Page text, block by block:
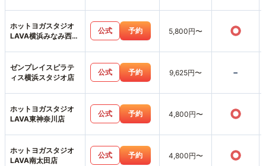
ホットヨガスタジオ
LAVA横浜みなみ西口
公式 予約 5,800円〜 ○
ゼンプレイスピラテ
ィス横浜スタジオ店
公式 予約 9,625円〜 -
ホットヨガスタジオ
LAVA東神奈川店
公式 予約 4,800円〜 ○
ホットヨガスタジオ
LAVA南太田店
公式 予約 4,800円〜 ○